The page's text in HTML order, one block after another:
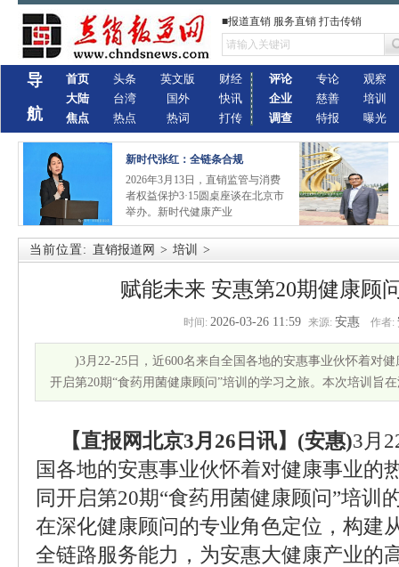
■报道直销 服务直销 打击传销
导
航
首页
大陆
焦点
头条
台湾
热点
英文版
国外
热词
财经
快讯
打传
评论
企业
调查
专论
慈善
特报
观察
培训
曝光
新时代张红：全链条合规
2026年3月13日，直销监管与消费
者权益保护3·15圆桌座谈在北京市
举办。新时代健康产业
当前位置: 直销报道网 > 培训 >
赋能未来 安惠第20期健康顾
时间: 2026-03-26 11:59 来源: 安惠 作者:
)3月22-25日，近600名来自全国各地的安惠事业伙怀着对
开启第20期“食药用菌健康顾问”培训的学习之旅。本次培训旨
【直报网北京3月26日讯】(安惠)3月
国各地的安惠事业伙怀着对健康事业的
同开启第20期“食药用菌健康顾问”培训
在深化健康顾问的专业角色定位，构建
全链路服务能力，为安惠大健康产业的